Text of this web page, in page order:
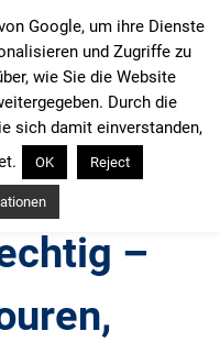
–
Google, um ihre Dienste
und Zugriffe zu
wie Sie die Website
Durch die
sich damit einverstanden,
OK Reject